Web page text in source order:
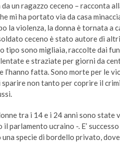
un ragazzo ceceno – racconta
mi ha portato via da casa
la violenza, la donna è tornata
ceceno è stato autore di
tipo sono migliaia, raccolte dai
e straziate per giorni da
l’hanno fatta. Sono morte per le
non tanto per coprire il
tra i 14 e i 24 anni sono
parlamento ucraino -. E’
specie di bordello privato,